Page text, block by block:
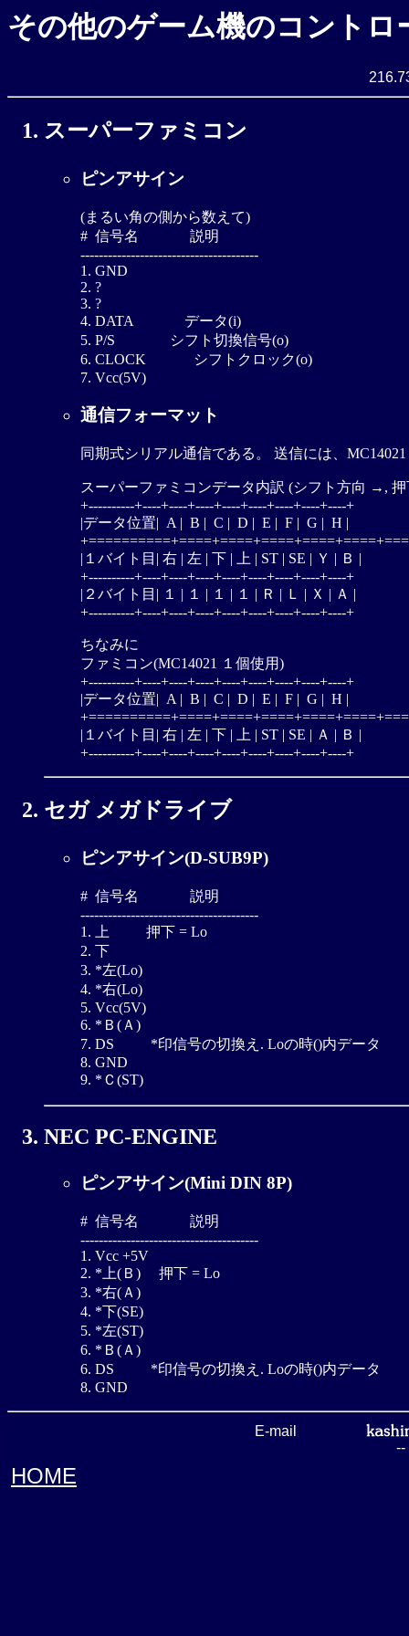
その他のゲーム機のコントロ
スーパーファミコン
ピンアサイン
(まるい角の側から数えて)
#  信号名              説明
---------------------------------------
1. GND
2. ?
3. ?
4. DATA              データ(i)
5. P/S               シフト切換信号(o)
6. CLOCK             シフトクロック(o)
通信フォーマット
同期式シリアル通信である。 送信には、
スーパーファミコンデータ内訳 (シフト方向 →, 押
+----------+----+----+----+----+----+----+----+----+
|データ位置|  A |  B |  C |  D |  E |  F |  G |  H |
|１バイト目| 右 | 左 | 下 | 上 | ST | SE | Ｙ | Ｂ |
+----------+----+----+----+----+----+----+----+----+
|２バイト目| １ | １ | １ | １ | Ｒ | Ｌ | Ｘ | Ａ |
ちなみに
ファミコン(MC14021 １個使用)
+----------+----+----+----+----+----+----+----+----+
|データ位置|  A |  B |  C |  D |  E |  F |  G |  H |
|１バイト目| 右 | 左 | 下 | 上 | ST | SE | Ａ | Ｂ |
セガ メガドライブ
ピンアサイン(D-SUB9P)
#  信号名              説明
---------------------------------------
1. 上          押下 = Lo
2. 下
3. *左(Lo)
4. *右(Lo)
5. Vcc(5V)
6. *Ｂ(Ａ)
7. DS          *印信号の切換え. Loの時()内データ
8. GND
NEC PC-ENGINE
ピンアサイン(Mini DIN 8P)
#  信号名              説明
---------------------------------------
1. Vcc +5V
2. *上(Ｂ)     押下 = Lo
3. *右(Ａ)
4. *下(SE)
5. *左(ST)
6. *Ｂ(Ａ)
6. DS          *印信号の切換え. Loの時()内データ
E-mail
--
HOME